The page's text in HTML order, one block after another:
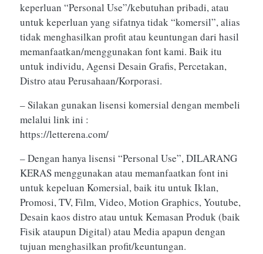
keperluan “Personal Use”/kebutuhan pribadi, atau
untuk keperluan yang sifatnya tidak “komersil”, alias
tidak menghasilkan profit atau keuntungan dari hasil
memanfaatkan/menggunakan font kami. Baik itu
untuk individu, Agensi Desain Grafis, Percetakan,
Distro atau Perusahaan/Korporasi.
– Silakan gunakan lisensi komersial dengan membeli
melalui link ini :
https://letterena.com/
– Dengan hanya lisensi “Personal Use”, DILARANG
KERAS menggunakan atau memanfaatkan font ini
untuk kepeluan Komersial, baik itu untuk Iklan,
Promosi, TV, Film, Video, Motion Graphics, Youtube,
Desain kaos distro atau untuk Kemasan Produk (baik
Fisik ataupun Digital) atau Media apapun dengan
tujuan menghasilkan profit/keuntungan.